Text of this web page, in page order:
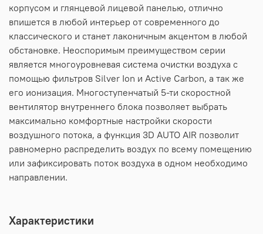
корпусом и глянцевой лицевой панелью, отлично
впишется в любой интерьер от современного до
классического и станет лаконичным акцентом в любой
обстановке. Неоспоримым преимуществом серии
является многоуровневая система очистки воздуха с
помощью фильтров Silver Ion и Active Carbon, а так же
его ионизация. Многоступенчатый 5-ти скоростной
вентилятор внутреннего блока позволяет выбрать
максимально комфортные настройки скорости
воздушного потока, а функция 3D AUTO AIR позволит
равномерно распределить воздух по всему помещению
или зафиксировать поток воздуха в одном необходимо
направлении.
Характеристики